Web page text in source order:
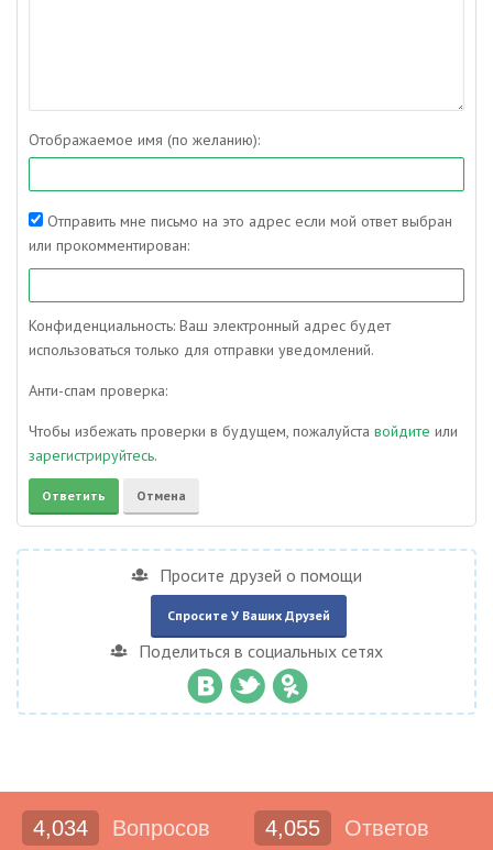
Отображаемое имя (по желанию):
Отправить мне письмо на это адрес если мой ответ выбран
или прокомментирован:
Конфиденциальность: Ваш электронный адрес будет
использоваться только для отправки уведомлений.
Анти-спам проверка:
Чтобы избежать проверки в будущем, пожалуйста войдите или
зарегистрируйтесь.
Просите друзей о помощи
Спросите У Ваших Друзей
Поделиться в социальных сетях
4,034 Вопросов 4,055 Ответов